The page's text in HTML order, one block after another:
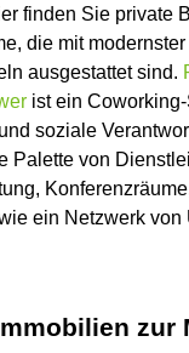
finden Sie private
die mit
ausgestattet sind.
ist ein
soziale
Palette von
ein Netzwerk von
zur